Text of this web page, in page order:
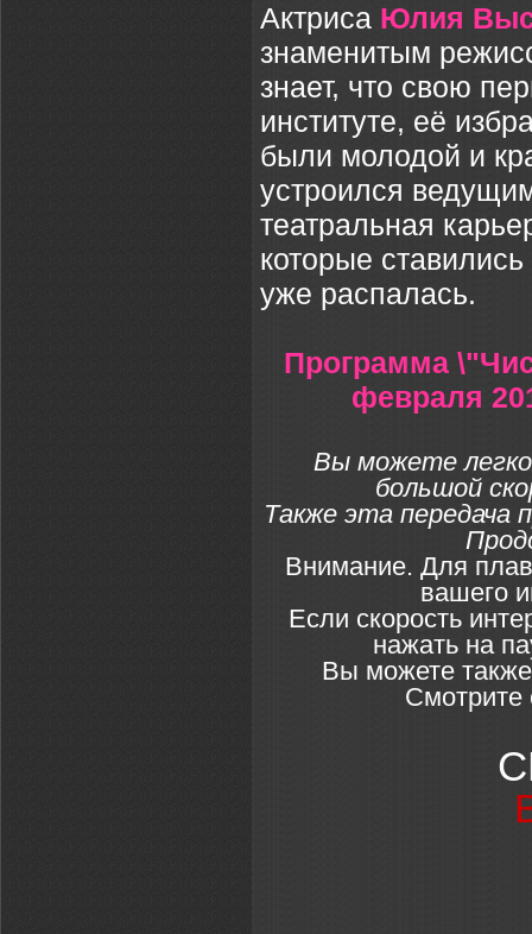
Актриса Юлия
знаменитым
знает, что свою
институте, её
были молодой и
устроился
театральная
которые
уже распалась.
Программа
февраля
Вы можете
большой
Также эта передача
Внимание. Для
вашего
Если скорость
нажать на
Вы можете
Смотрите